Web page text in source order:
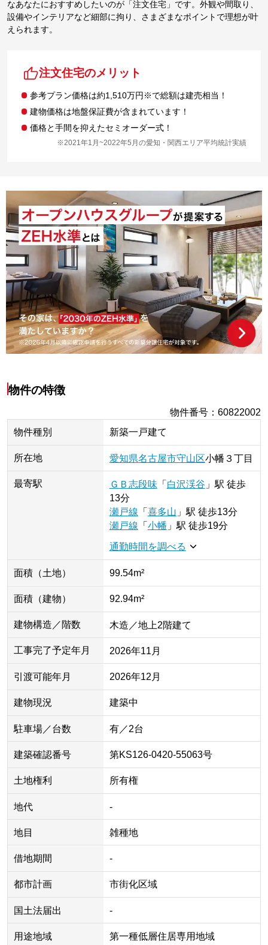
なあなたにおすすめしたいのが「注文住宅」です。外観や間取り、
設備やインテリアなど細部に拘り、さまざまなポイントで理想が叶
えられます。
注文住宅のメリット
参考プラン価格は約1,510万円※で総額は建売相当！
建物価格は地盤保証費が含まれています！
価格と手間を抑えたセミオーダー式！
※2021年1月~2022年5月の愛知・関西エリア平均統計実績
物件の特徴
物件番号 ：60822002
物件種別
新築一戸建て
所在地 愛知県名古屋市守山区小幡 ３丁目
最寄駅 ＧＢ志段味 「 白沢渓谷 」 駅 徒歩
13分
瀬戸線 「 喜多山 」 駅 徒歩13分
瀬戸線 「 小幡 」 駅 徒歩19分
通勤時間を調べる
面積（土地） 99.54m²
面積（建物） 92.94m²
建物構造／階数 木造／地上2階建て
工事完了予定年月 2026年11月
引渡可能年月 2026年12月
建物現況 建築中
駐車場／台数 有／2台
建築確認番号 第KS126-0420-55063号
土地権利 所有権
地代 -
地目 雑種地
借地期間 -
都市計画 市街化区域
国土法届出 -
用途地域 第一種低層住居専用地域